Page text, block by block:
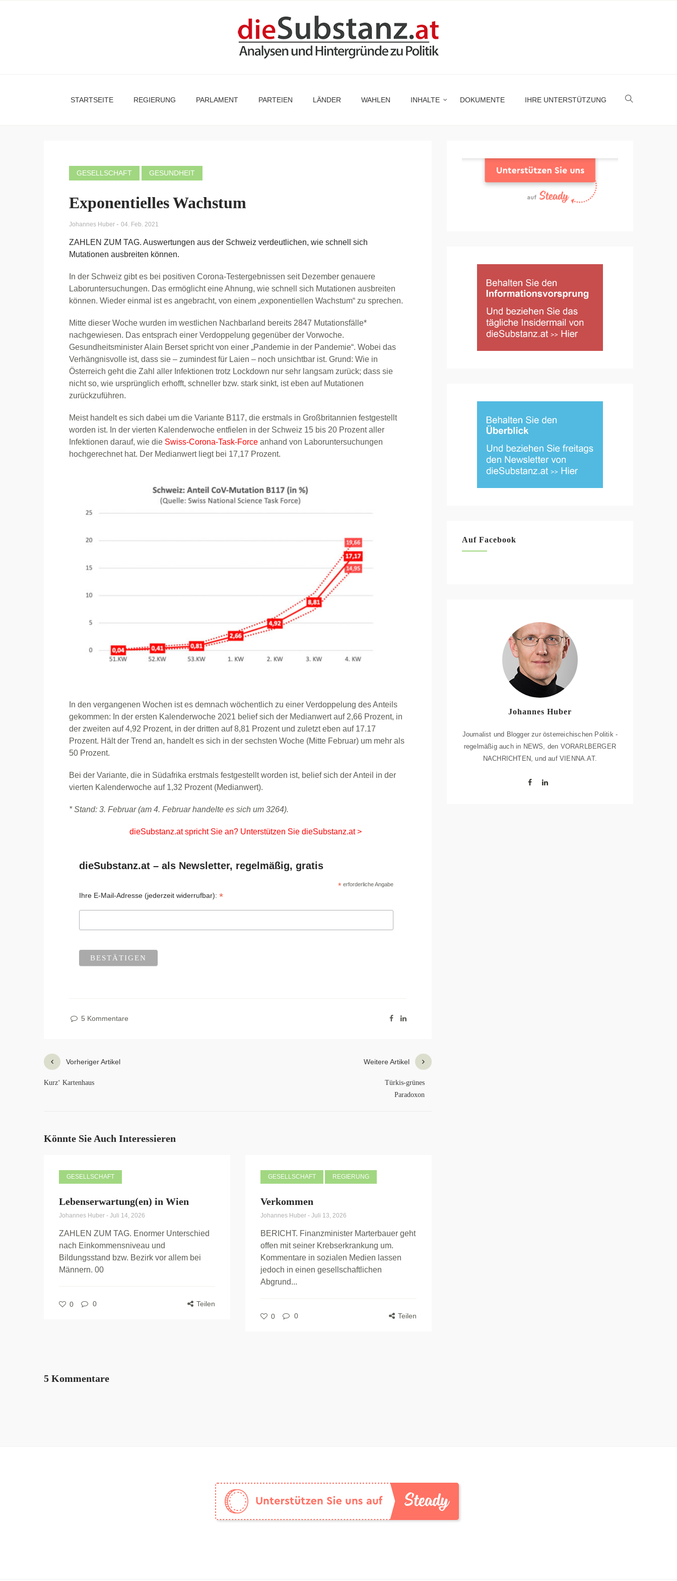
STARTSEITE REGIERUNG PARLAMENT PARTEIEN LÄNDER WAHLEN INHALTE DOKUMENTE IHRE UNTERSTÜTZUNG
GESELLSCHAFT GESUNDHEIT
Exponentielles Wachstum
Johannes Huber - 04. Feb. 2021
ZAHLEN ZUM TAG. Auswertungen aus der Schweiz verdeutlichen, wie schnell sich
Mutationen ausbreiten können.
In der Schweiz gibt es bei positiven Corona-Testergebnissen seit Dezember genauere
Laboruntersuchungen. Das ermöglicht eine Ahnung, wie schnell sich Mutationen ausbreiten
können. Wieder einmal ist es angebracht, von einem „exponentiellen Wachstum“ zu sprechen.
Mitte dieser Woche wurden im westlichen Nachbarland bereits 2847 Mutationsfälle*
nachgewiesen. Das entsprach einer Verdoppelung gegenüber der Vorwoche.
Gesundheitsminister Alain Berset spricht von einer „Pandemie in der Pandemie“. Wobei das
Verhängnisvolle ist, dass sie – zumindest für Laien – noch unsichtbar ist. Grund: Wie in
Österreich geht die Zahl aller Infektionen trotz Lockdown nur sehr langsam zurück; dass sie
nicht so, wie ursprünglich erhofft, schneller bzw. stark sinkt, ist eben auf Mutationen
zurückzuführen.
Meist handelt es sich dabei um die Variante B117, die erstmals in Großbritannien festgestellt
worden ist. In der vierten Kalenderwoche entfielen in der Schweiz 15 bis 20 Prozent aller
Infektionen darauf, wie die Swiss-Corona-Task-Force anhand von Laboruntersuchungen
hochgerechnet hat. Der Medianwert liegt bei 17,17 Prozent.
In den vergangenen Wochen ist es demnach wöchentlich zu einer Verdoppelung des Anteils
gekommen: In der ersten Kalenderwoche 2021 belief sich der Medianwert auf 2,66 Prozent, in
der zweiten auf 4,92 Prozent, in der dritten auf 8,81 Prozent und zuletzt eben auf 17.17
Prozent. Hält der Trend an, handelt es sich in der sechsten Woche (Mitte Februar) um mehr als
50 Prozent.
Bei der Variante, die in Südafrika erstmals festgestellt worden ist, belief sich der Anteil in der
vierten Kalenderwoche auf 1,32 Prozent (Medianwert).
* Stand: 3. Februar (am 4. Februar handelte es sich um 3264).
dieSubstanz.at spricht Sie an? Unterstützen Sie dieSubstanz.at >
dieSubstanz.at – als Newsletter, regelmäßig, gratis
* erforderliche Angabe
Ihre E-Mail-Adresse (jederzeit widerrufbar):*
5 Kommentare
Vorheriger Artikel
Kurz‘ Kartenhaus
Weitere Artikel
Türkis-grünes
Paradoxon
Könnte Sie Auch Interessieren
GESELLSCHAFT
Lebenserwartung(en) in Wien
Johannes Huber - Juli 14, 2026
ZAHLEN ZUM TAG. Enormer Unterschied
nach Einkommensniveau und
Bildungsstand bzw. Bezirk vor allem bei
Männern. 00
0 0 Teilen
GESELLSCHAFT REGIERUNG
Verkommen
Johannes Huber - Juli 13, 2026
BERICHT. Finanzminister Marterbauer geht
offen mit seiner Krebserkrankung um.
Kommentare in sozialen Medien lassen
jedoch in einen gesellschaftlichen
Abgrund...
0 0 Teilen
5 Kommentare
Auf Facebook
Johannes Huber
Journalist und Blogger zur österreichischen Politik -
regelmäßig auch in NEWS, den VORARLBERGER
NACHRICHTEN, und auf VIENNA.AT.